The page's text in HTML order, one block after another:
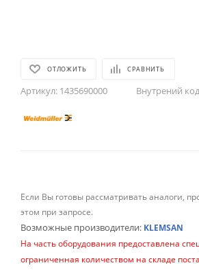
ОТЛОЖИТЬ СРАВНИТЬ
Артикул: 1435690000 Внутрений
Если Вы готовы рассматривать аналоги,
этом при запросе.
Возможные производители: KLEMSAN
На часть оборудования предоставлена
ограниченная количеством на складе